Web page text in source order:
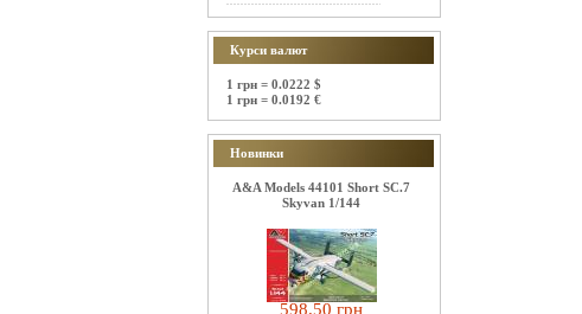
Курси валют
1 грн = 0.0222 $
1 грн = 0.0192 €
Новинки
A&A Models 44101 Short SC.7
Skyvan 1/144
598.50 грн